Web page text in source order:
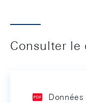
Consulter le